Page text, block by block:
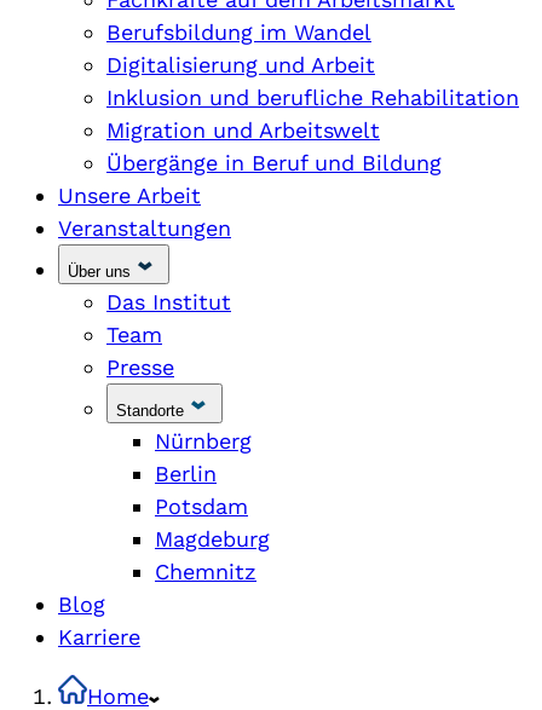
Berufsbildung im Wandel
Digitalisierung und Arbeit
Inklusion und berufliche Rehabilitation
Migration und Arbeitswelt
Übergänge in Beruf und Bildung
Unsere Arbeit
Veranstaltungen
Über uns
Das Institut
Team
Presse
Standorte
Nürnberg
Berlin
Potsdam
Magdeburg
Chemnitz
Blog
Karriere
Home